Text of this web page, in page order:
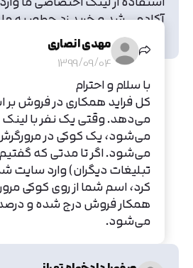
آکادمی شد و خرید زد چطور به
شود ؟؟؟؟؟؟؟مهدی انصاری
1399/09/04
با سلام و احترام
کل فراید همکاری در فروش
می‌دهد. وقتی یک نفر با
می‌شود، یک کوکی در
می‌شود. اگر تا مدتی که
تبلیغات دیگران) وارد سایت
کرد، اسم شما از روی کوکی
همکار فروش درج شده و
می‌شود.